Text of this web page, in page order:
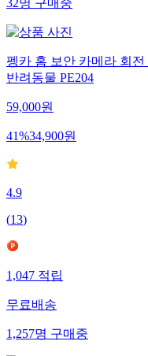
32명구매중
펭카 홈 보안 카메라 회
반려동물 PE204
59,000원
41%34,900원
4.9
(13)
1,047적립
무료배송
1,257명구매중